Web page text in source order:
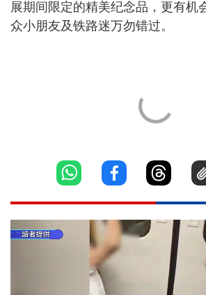
展期间限定的精美纪念品，更有机
众小朋友及铁路迷万勿错过。